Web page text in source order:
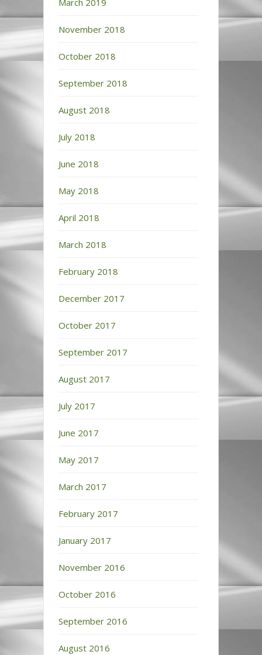
March 2019
November 2018
October 2018
September 2018
August 2018
July 2018
June 2018
May 2018
April 2018
March 2018
February 2018
December 2017
October 2017
September 2017
August 2017
July 2017
June 2017
May 2017
March 2017
February 2017
January 2017
November 2016
October 2016
September 2016
August 2016